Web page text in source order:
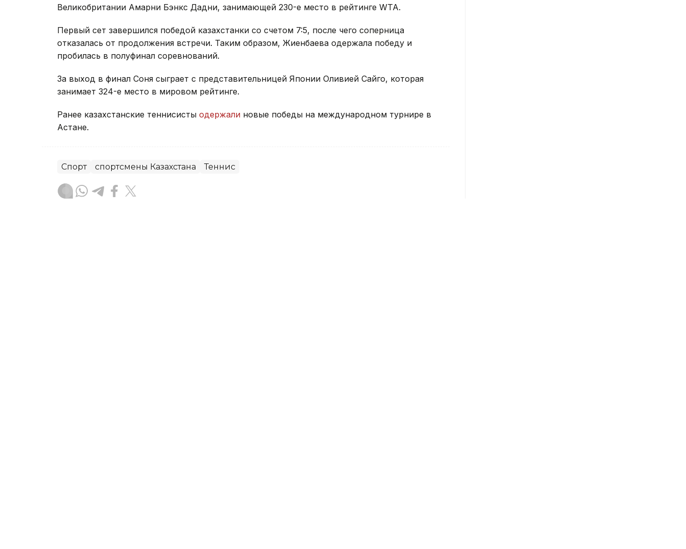
Великобритании Амарни Бэнкс Дадни, занимающей 230-е место в рейтинге WTA.
Первый сет завершился победой казахстанки со счетом 7:5, после чего соперница
отказалась от продолжения встречи. Таким образом, Жиенбаева одержала победу и
пробилась в полуфинал соревнований.
За выход в финал Соня сыграет с представительницей Японии Оливией Сайго, которая
занимает 324-е место в мировом рейтинге.
Ранее казахстанские теннисисты одержали новые победы на международном турнире в
Астане.
Спорт спортсмены Казахстана Теннис